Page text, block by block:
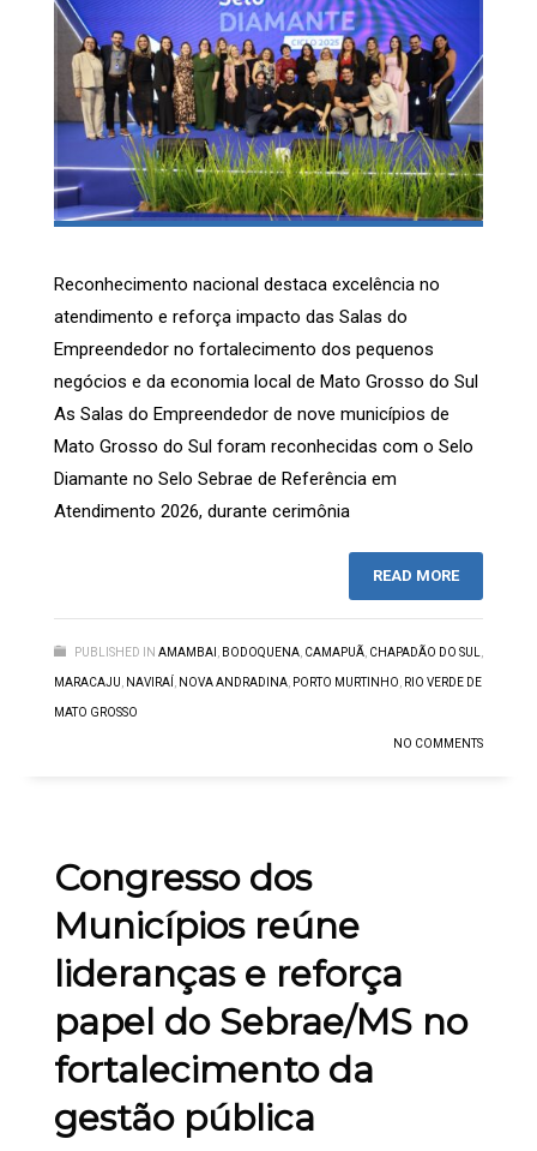
Reconhecimento nacional destaca excelência no
atendimento e reforça impacto das Salas do
Empreendedor no fortalecimento dos pequenos
negócios e da economia local de Mato Grosso do Sul
As Salas do Empreendedor de nove municípios de
Mato Grosso do Sul foram reconhecidas com o Selo
Diamante no Selo Sebrae de Referência em
Atendimento 2026, durante cerimônia
READ MORE
PUBLISHED IN AMAMBAI BODOQUENA CAMAPUÃ CHAPADÃO DO SUL
MARACAJU NAVIRAÍ NOVA ANDRADINA PORTO MURTINHO RIO VERDE DE
MATO GROSSO
NO COMMENTS
Congresso dos
Municípios reúne
lideranças e reforça
papel do Sebrae/MS no
fortalecimento da
gestão pública